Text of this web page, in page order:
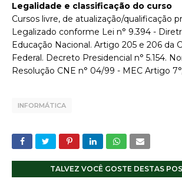
Legalidade e classificação do curso
Cursos livre, de atualização/qualificação
Legalizado conforme Lei n° 9.394 -
Educação Nacional. Artigo 205 e 206 da
Federal. Decreto Presidencial n° 5.154.
Resolução CNE n° 04/99 - MEC Artigo 7°,
INFORMÁTICA
TALVEZ VOCÊ GOSTE DESTAS